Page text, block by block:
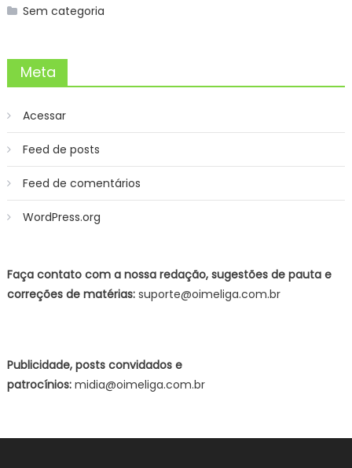
Sem categoria
Meta
Acessar
Feed de posts
Feed de comentários
WordPress.org
Faça contato com a nossa redação, sugestões de pauta e
correções de matérias:suporte@oimeliga.com.br
Publicidade, posts convidados e
patrocínios:midia@oimeliga.com.br